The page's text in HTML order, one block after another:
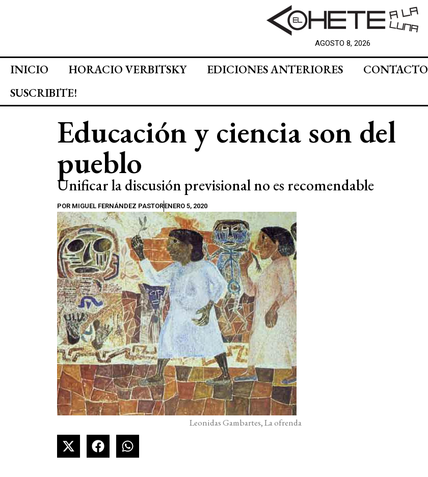
AGOSTO 8, 2026
INICIO HORACIO VERBITSKY EDICIONES ANTERIORES
CONTACTO
SUSCRIBITE!
Educación y ciencia son del
pueblo
Unificar la discusión previsional no es recomendable
POR MIGUEL FERNÁNDEZ PASTORENERO 5, 2020
Leonidas Gambartes, La ofrenda